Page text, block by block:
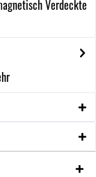
Verdeckte